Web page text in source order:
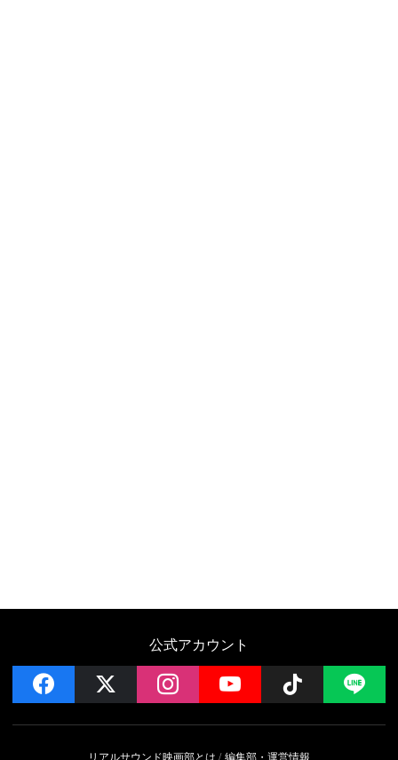
公式アカウント
facebook instagramYouTube Follow
リアルサウンド映画部とは 編集部・運営情報